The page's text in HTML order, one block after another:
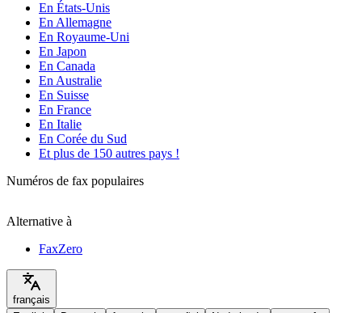
En États-Unis
En Allemagne
En Royaume-Uni
En Japon
En Canada
En Australie
En Suisse
En France
En Italie
En Corée du Sud
Et plus de 150 autres pays !
Numéros de fax populaires
Alternative à
FaxZero
français